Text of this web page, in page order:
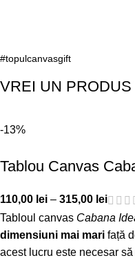
#topulcanvasgift
VREI UN PRODUS
-13%
Tablou Canvas
110,00 lei – 315,00 lei
Tabloul canvas Cabana
dimensiuni mai mari față
acest lucru este necesar să